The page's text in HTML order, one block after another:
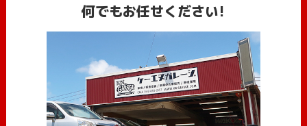
何でもお任せください!